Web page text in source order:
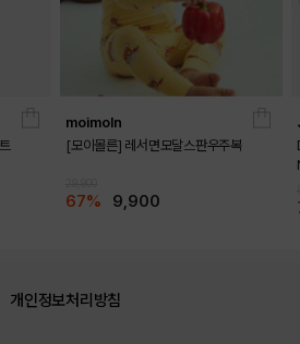
moimoln
[모이몰른] 레서면모달스판우주복
67% 9,900
개인정보처리방침